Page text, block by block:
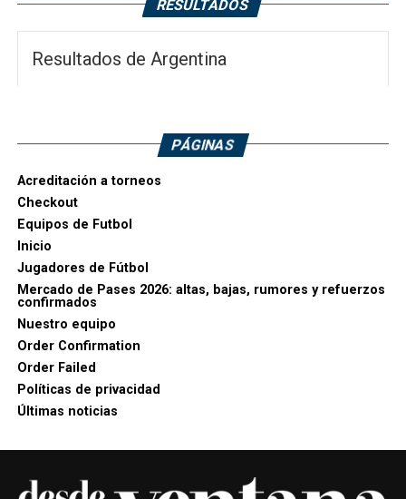
RESULTADOS
Resultados de Argentina
PÁGINAS
Acreditación a torneos
Checkout
Equipos de Futbol
Inicio
Jugadores de Fútbol
Mercado de Pases 2026: altas, bajas, rumores y refuerzos
confirmados
Nuestro equipo
Order Confirmation
Order Failed
Políticas de privacidad
Últimas noticias